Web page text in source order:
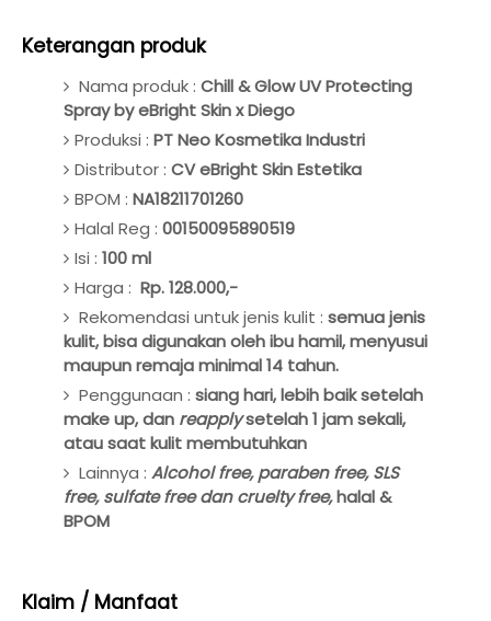
Keterangan produk
Nama produk : Chill & Glow UV Protecting
Spray by eBright Skin x Diego
Produksi : PT Neo Kosmetika Industri
Distributor : CV eBright Skin Estetika
BPOM : NA18211701260
Halal Reg : 00150095890519
Isi : 100 ml
Harga : Rp. 128.000,-
Rekomendasi untuk jenis kulit : semua jenis
kulit, bisa digunakan oleh ibu hamil, menyusui
maupun remaja minimal 14 tahun.
Penggunaan : siang hari, lebih baik setelah
make up, dan reapplysetelah 1 jam sekali,
atau saat kulit membutuhkan
Lainnya : Alcohol free, paraben free, SLS
free, sulfate free dan cruelty free,halal &
BPOM
Klaim / Manfaat